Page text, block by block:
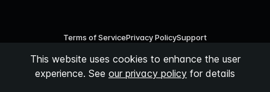
Terms of ServicePrivacy PolicySupport
Podspace AB
This website uses cookies to enhance the user
experience. See our privacy policy for details